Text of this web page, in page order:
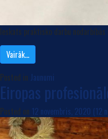
Ieskats praktisko darbu
Vairāk…
Posted in Jaunumi
Eiropas
Posted on 12 novembris, 2020 (12